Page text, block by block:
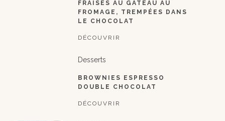
FRAISES AU GÂTEAU AU
FROMAGE, TREMPÉES DANS
LE CHOCOLAT
DÉCOUVRIR
Desserts
BROWNIES ESPRESSO
DOUBLE CHOCOLAT
DÉCOUVRIR